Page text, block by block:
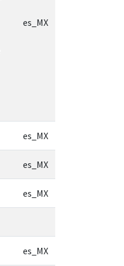
es_MX
es_MX
es_MX
es_MX
es_MX